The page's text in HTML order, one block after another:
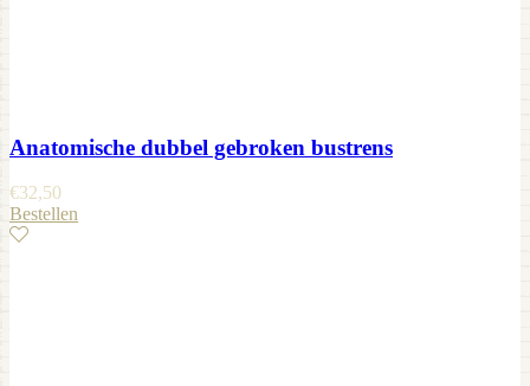
Anatomische dubbel gebroken bustrens
€32,50
Bestellen